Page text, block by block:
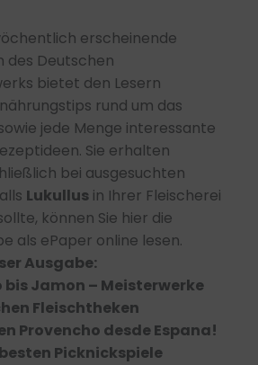
erscheinende
des Deutschen
bietet den Lesern
rund um das
jede Menge interessante
Sie erhalten
bei ausgesuchten
Lukullus in Ihrer Fleischerei
können Sie hier die
als ePaper online lesen.
Ausgabe:
bis Jamon – Meisterwerke
Fleischtheken
Provencho desde Espana!
Picknickspiele